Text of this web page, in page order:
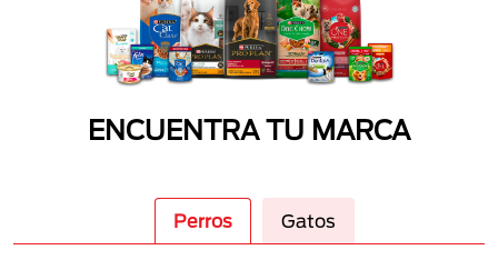
ENCUENTRA TU MARCA
Perros Gatos